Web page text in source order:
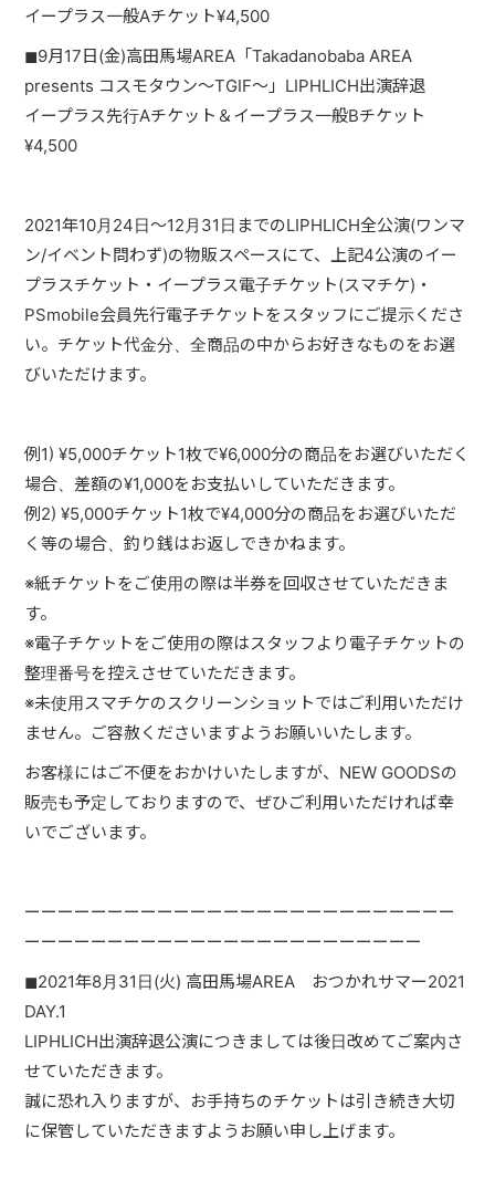
イープラス一般Aチケット¥4,500
◼︎9月17日(金)高田馬場AREA「Takadanobaba AREA
presents コスモタウン～TGIF～」LIPHLICH出演辞退
イープラス先行Aチケット＆イープラス一般Bチケット
¥4,500
2021年10月24日〜12月31日までのLIPHLICH全公演(ワンマ
ン/イベント問わず)の物販スペースにて、上記4公演のイー
プラスチケット・イープラス電子チケット(スマチケ)・
PSmobile会員先行電子チケットをスタッフにご提示くださ
い。チケット代金分、全商品の中からお好きなものをお選
びいただけます。
例1) ¥5,000チケット1枚で¥6,000分の商品をお選びいただく
場合、差額の¥1,000をお支払いしていただきます。
例2) ¥5,000チケット1枚で¥4,000分の商品をお選びいただ
く等の場合、釣り銭はお返しできかねます。
※紙チケットをご使用の際は半券を回収させていただきま
す。
※電子チケットをご使用の際はスタッフより電子チケットの
整理番号を控えさせていただきます。
※未使用スマチケのスクリーンショットではご利用いただけ
ません。ご容赦くださいますようお願いいたします。
お客様にはご不便をおかけいたしますが、NEW GOODSの
販売も予定しておりますので、ぜひご利用いただければ幸
いでございます。
ーーーーーーーーーーーーーーーーーーーーーーーーーー
ーーーーーーーーーーーーーーーーーーーーーーーー
◼︎2021年8月31日(火) 高田馬場AREA おつかれサマー2021
DAY.1
LIPHLICH出演辞退公演につきましては後日改めてご案内さ
せていただきます。
誠に恐れ入りますが、お手持ちのチケットは引き続き大切
に保管していただきますようお願い申し上げます。